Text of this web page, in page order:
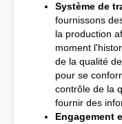
Système de
fournissons
la production
moment
de la qualité
pour se
contrôle de la
fournir des
Engagement